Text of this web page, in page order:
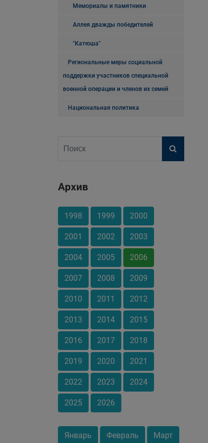
Мемориалы и памятники
Аллея дважды победителей
"Катюша"
Региональные меры социальной
поддержки участников специальной
военной операции и членов их семей
Национальная политика
Архив
1998 1999 2000
2001 2002 2003
2004 2005 2006
2007 2008 2009
2010 2011 2012
2013 2014 2015
2016 2017 2018
2019 2020 2021
2022 2023 2024
2025 2026
Январь Февраль Март